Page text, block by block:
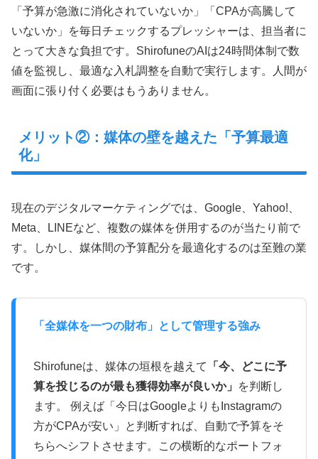
「予算が急激に消化されていないか」「CPAが高騰して
いないか」を毎日チェックするプレッシャーは、担当者に
とって大きな負担です。ShirofuneのAIは24時間体制で数
値を監視し、最適な入札調整を自動で実行します。人間が
画面に張り付く必要はもうありません。
メリット②：媒体の壁を越えた「予算最適
化」
現在のデジタルマーケティングでは、Google、Yahoo!、
Meta、LINEなど、複数の媒体を併用するのが当たり前で
す。しかし、媒体間の予算配分を最適化するのは至難の業
です。
「全媒体を一つの財布」として管理する強み
Shirofuneは、媒体の垣根を越えて
「今、どこに予
算を投じるのが最も獲得効率が良いか」
を判断し
ます。 例えば「今日はGoogleよりもInstagramの
方がCPAが安い」と判断すれば、自動で予算をそ
ちらへシフトさせます。この横断的なポートフォ